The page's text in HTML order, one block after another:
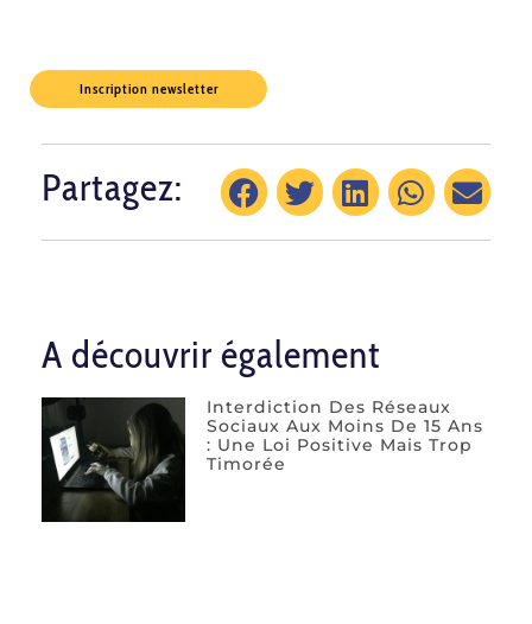
Inscription newsletter
Partagez:
A découvrir également
Interdiction Des Réseaux
Sociaux Aux Moins De 15 Ans
: Une Loi Positive Mais Trop
Timorée